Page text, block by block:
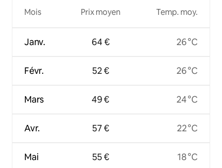
Mois
Janv.
Févr.
Mars
Avr.
Mai
Prix moyen
64 €
52 €
49 €
57 €
55 €
Temp. moy.
26 °C
26 °C
24 °C
22 °C
18 °C